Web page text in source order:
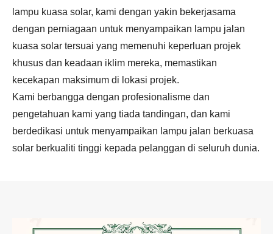
lampu kuasa solar, kami dengan yakin bekerjasama
dengan perniagaan untuk menyampaikan lampu jalan
kuasa solar tersuai yang memenuhi keperluan projek
khusus dan keadaan iklim mereka, memastikan
kecekapan maksimum di lokasi projek.
Kami berbangga dengan profesionalisme dan
pengetahuan kami yang tiada tandingan, dan kami
berdedikasi untuk menyampaikan lampu jalan berkuasa
solar berkualiti tinggi kepada pelanggan di seluruh dunia.